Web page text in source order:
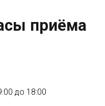
приёма
до 18:00